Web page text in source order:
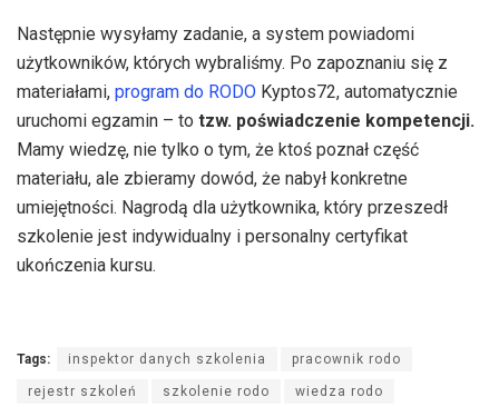
Następnie wysyłamy zadanie, a system powiadomi
użytkowników, których wybraliśmy. Po zapoznaniu się z
materiałami, program do RODO Kyptos72, automatycznie
uruchomi egzamin – to tzw. poświadczenie kompetencji.
Mamy wiedzę, nie tylko o tym, że ktoś poznał część
materiału, ale zbieramy dowód, że nabył konkretne
umiejętności. Nagrodą dla użytkownika, który przeszedł
szkolenie jest indywidualny i personalny certyfikat
ukończenia kursu.
Tags: inspektor danych szkolenia pracownik rodo
rejestr szkoleń szkolenie rodo wiedza rodo